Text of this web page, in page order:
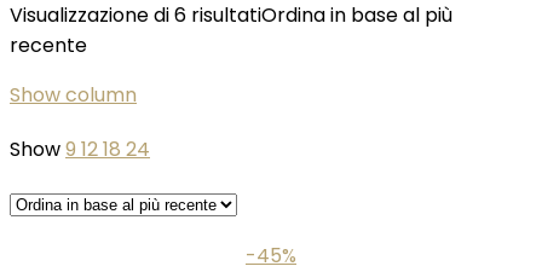
Visualizzazione di 6 risultatiOrdina in base al più
recente
Show column
Show9 1218 24
-45%